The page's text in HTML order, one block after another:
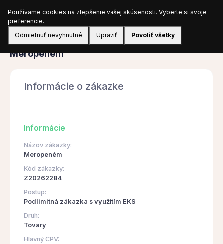
Prihlásiť sa
Obstarávanie
Meropeném
Informácie o zákazke
Informácie
Názov zákazky:
Meropeném
Kód zákazky:
Z20262284
Postup:
Podlimitná zákazka s využitím EKS
Druh:
Tovary
Hlavný CPV:
Používame cookies na zlepšenie vašej skúsenosti. Vyberte si svoje
preferencie.
Odmietnuť nevyhnutné
Upraviť Povoliť všetky